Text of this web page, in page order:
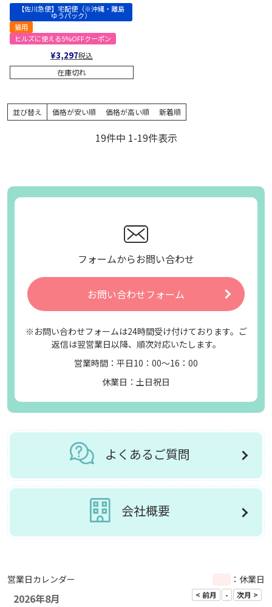
【佐川急便】宅配便（※沖縄・離島
ゆうパック）
猫用
ヒルズに使える5%OFFクーポン
¥3,297税込
在庫切れ
並び替え 価格が安い順 価格が高い順 新着順
19件中 1-19件表示
フォームからお問い合わせ
お問い合わせフォーム
※お問い合わせフォームは24時間受け付けております。ご
返信は翌営業日以降、順次対応いたします。
営業時間：平日10：00～16：00
休業日：土日祝日
よくあるご質問
会社概要
営業日カレンダー ：休業日
2026年8月